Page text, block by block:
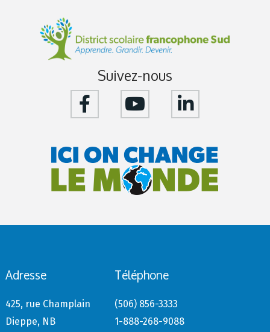
Suivez-nous
Adresse
425, rue Champlain
Dieppe, NB
Téléphone
(506) 856-3333
1-888-268-9088